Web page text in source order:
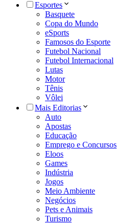
Esportes
Basquete
Copa do Mundo
eSports
Famosos do Esporte
Futebol Nacional
Futebol Internacional
Lutas
Motor
Tênis
Vôlei
Mais Editorias
Auto
Apostas
Educação
Emprego e Concursos
Eloos
Games
Indústria
Jogos
Meio Ambiente
Negócios
Pets e Animais
Turismo